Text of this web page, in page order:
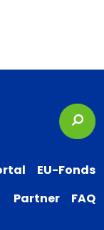
EU-Fonds
Partner
FAQ